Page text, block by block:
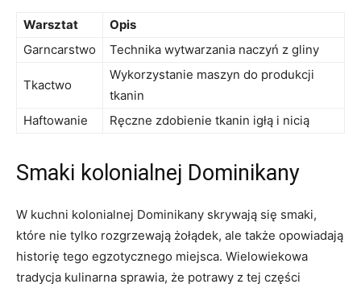
Warsztat
Opis
Garncarstwo
Technika wytwarzania ⁢naczyń‌ z⁤ gliny
Tkactwo
Wykorzystanie maszyn do ‍produkcji ​
tkanin
Haftowanie
Ręczne zdobienie ‌tkanin igłą⁢ i nicią
Smaki kolonialnej Dominikany
W kuchni kolonialnej ‌Dominikany skrywają się smaki,
które nie tylko rozgrzewają żołądek, ale także opowiadają
historię tego egzotycznego miejsca. Wielowiekowa
tradycja kulinarna sprawia,⁣ że potrawy z tej części